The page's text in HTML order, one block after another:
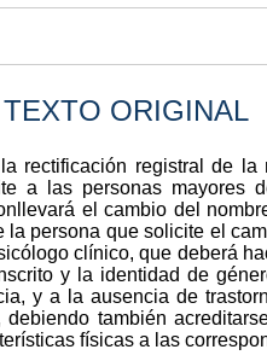
TEXTO ORIGINAL
rectificación registral de
a las personas
el cambio del
persona que solicite el
clínico, que deberá
y la identidad de
y a la ausencia de
también
físicas a las